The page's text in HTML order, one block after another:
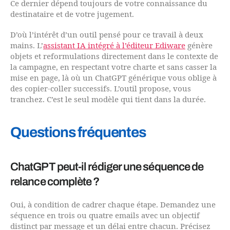
Ce dernier dépend toujours de votre connaissance du
destinataire et de votre jugement.
D’où l’intérêt d’un outil pensé pour ce travail à deux
mains. L’assistant IA intégré à l’éditeur Ediware génère
objets et reformulations directement dans le contexte de
la campagne, en respectant votre charte et sans casser la
mise en page, là où un ChatGPT générique vous oblige à
des copier-coller successifs. L’outil propose, vous
tranchez. C’est le seul modèle qui tient dans la durée.
Questions fréquentes
ChatGPT peut-il rédiger une séquence de
relance complète ?
Oui, à condition de cadrer chaque étape. Demandez une
séquence en trois ou quatre emails avec un objectif
distinct par message et un délai entre chacun. Précisez